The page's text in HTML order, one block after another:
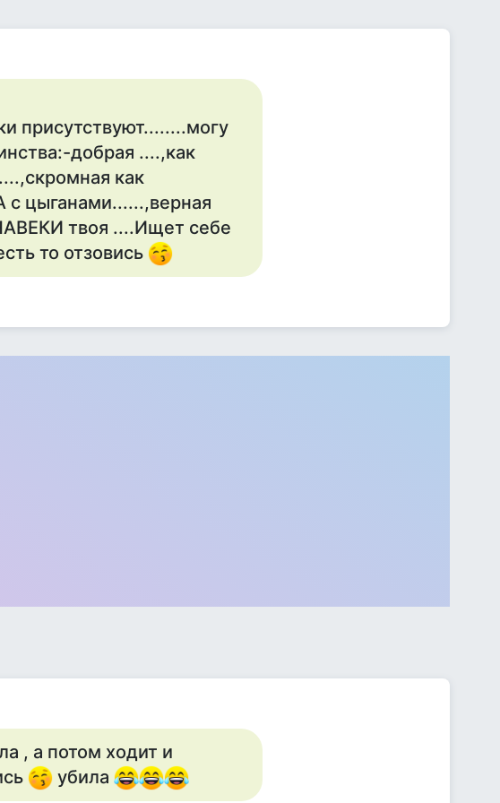
присутствуют........могу
добрая ....,как
как
цыганами......,верная
твоя ....Ищет себе
то отзовись
, а потом ходит и
убила